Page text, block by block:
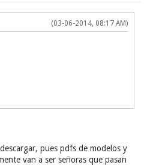
(03-06-2014, 08:17 AM)
pues pdfs de modelos y
van a ser señoras que pasan